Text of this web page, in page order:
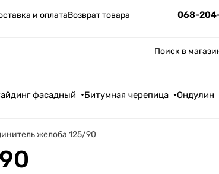
и оплатаВозврат товара 068-
Поиск в
фасадный Битумная черепица Ондулин
желоба 125/90